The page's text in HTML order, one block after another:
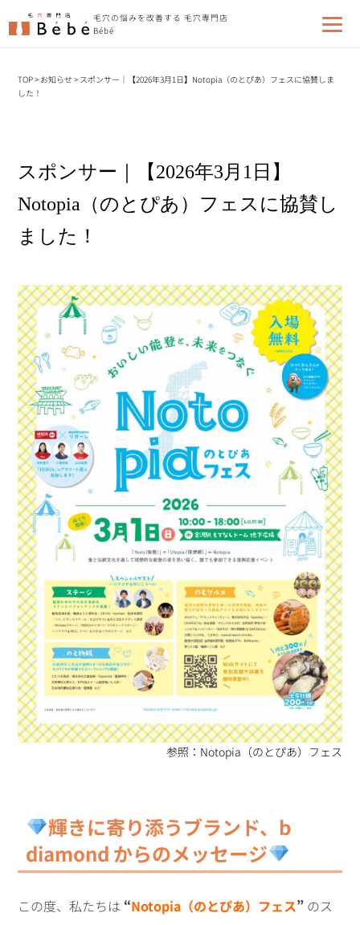
毛穴の悩みを改善する 毛穴専門店
Bébé
TOP> お知らせ> スポンサー｜【2026年3月1日】Notopia（のとぴあ）フェスに協賛しま
した！
スポンサー｜【2026年3月1日】
Notopia（のとぴあ）フェスに協賛し
ました！
参照：Notopia（のとぴあ）フェス
輝きに寄り添うブランド、b
diamond からのメッセージ
この度、私たちは “Notopia（のとぴあ）フェス” のス